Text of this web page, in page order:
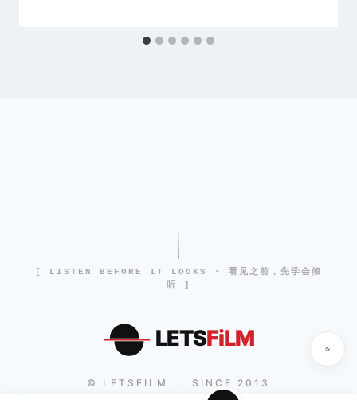
[ LISTEN BEFORE IT LOOKS · 看见之前，先学会倾
听 ]
LETSFiLM
© LETSFILM SINCE 2013